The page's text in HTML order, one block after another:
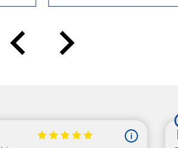
keyboard_arrow_left keyboard_arrow_right